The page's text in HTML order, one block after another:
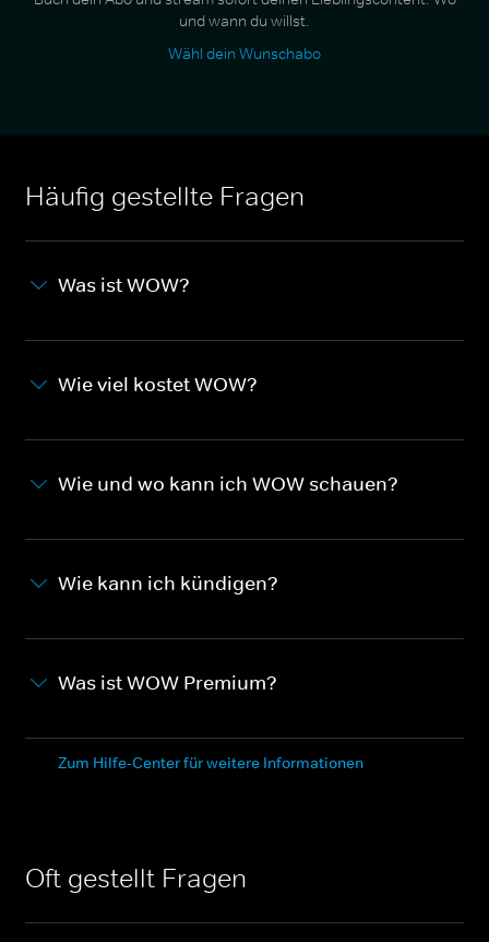
und wann du willst.
Wähl dein Wunschabo
Häufig gestellte Fragen
Was ist WOW?
Wie viel kostet WOW?
Wie und wo kann ich WOW schauen?
Wie kann ich kündigen?
Was ist WOW Premium?
Zum Hilfe-Center für weitere Informationen
Oft gestellt Fragen